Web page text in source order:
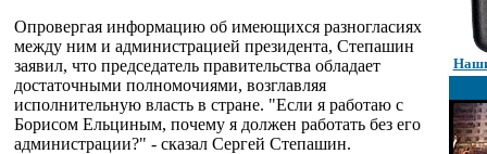
Опровергая информацию об имеющихся разногласиях
между ним и администрацией президента, Степашин
заявил, что председатель правительства обладает
достаточными полномочиями, возглавляя
исполнительную власть в стране. "Если я работаю с
Борисом Ельциным, почему я должен работать без его
администрации?" - сказал Сергей Степашин.